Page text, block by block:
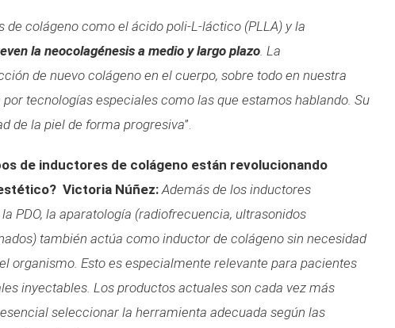
de colágeno como el ácido poli-L-láctico (PLLA) y la
la neocolagénesis a medio y largo plazo. La
de nuevo colágeno en el cuerpo, sobre todo en nuestra
tecnologías especiales como las que estamos hablando. Su
de la piel de forma progresiva”.
de inductores de colágeno están revolucionando
Victoria Núñez: Además de los inductores
PDO, la aparatología (radiofrecuencia, ultrasonidos
también actúa como inductor de colágeno sin necesidad
organismo. Esto es especialmente relevante para pacientes
inyectables. Los productos actuales son cada vez más
seleccionar la herramienta adecuada según las